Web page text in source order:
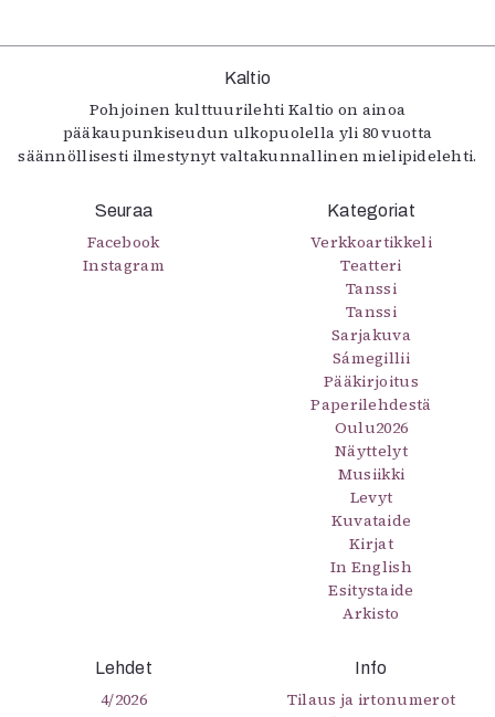
Kaltio
Pohjoinen kulttuurilehti Kaltio on ainoa
pääkaupunkiseudun ulkopuolella yli 80 vuotta
säännöllisesti ilmestynyt valtakunnallinen mielipidelehti.
Seuraa
Facebook
Instagram
Kategoriat
Verkkoartikkeli
Teatteri
Tanssi
Tanssi
Sarjakuva
Sámegillii
Pääkirjoitus
Paperilehdestä
Oulu2026
Näyttelyt
Musiikki
Levyt
Kuvataide
Kirjat
In English
Esitystaide
Arkisto
Lehdet
4/2026
Info
Tilaus ja irtonumerot